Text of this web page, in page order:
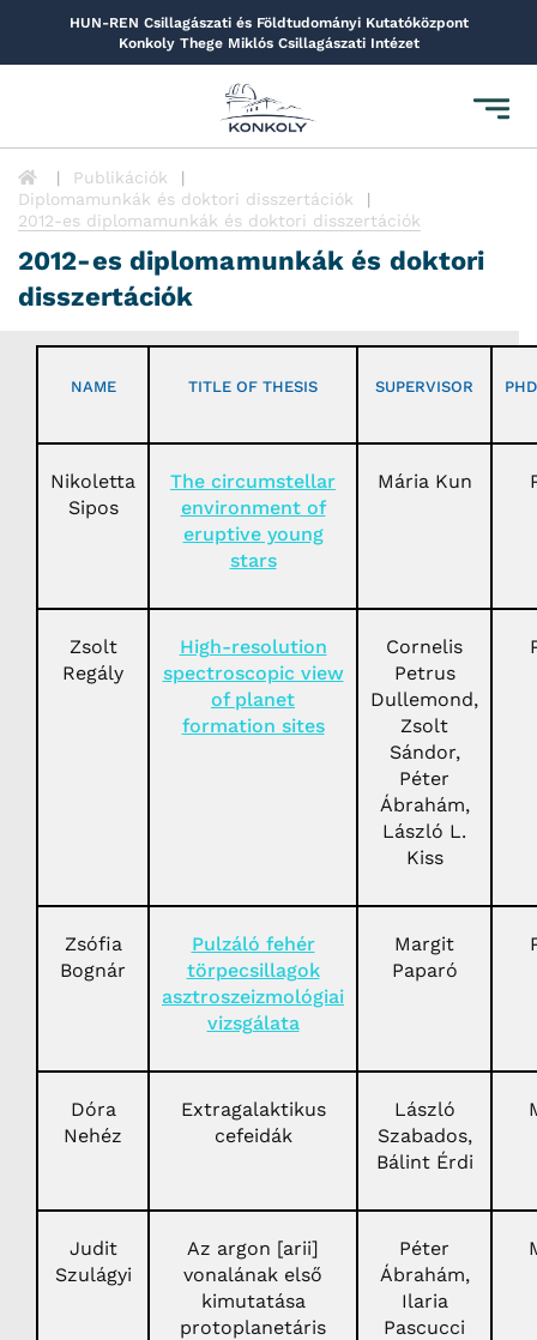
HUN-REN Csillagászati és Földtudományi Kutatóközpont
Konkoly Thege Miklós Csillagászati Intézet
Toggle
Publikációk
Diplomamunkák és doktori disszertációk
2012-es diplomamunkák és doktori disszertációk
2012-es diplomamunkák és doktori
disszertációk
NAME TITLE OF THESIS SUPERVISOR
Nikoletta
Sipos
The circumstellar
environment of
eruptive young
stars
Mária Kun
Zsolt
Regály
High-resolution
spectroscopic view
of planet
formation sites
Cornelis
Petrus
Dullemond,
Zsolt
Sándor,
Péter
Ábrahám,
László L.
Kiss
Zsófia
Bognár
Pulzáló fehér
törpecsillagok
asztroszeizmológiai
vizsgálata
Margit
Paparó
Dóra
Nehéz
Extragalaktikus
cefeidák
László
Szabados,
Bálint Érdi
Judit
Szulágyi
Az argon [arii]
vonalának első
kimutatása
protoplanetáris
Péter
Ábrahám,
Ilaria
Pascucci